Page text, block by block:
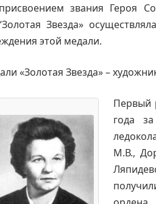
звания Героя
Звезда»
этой медали.
«Золотая Звезда» –
Первый
года
М.В.,